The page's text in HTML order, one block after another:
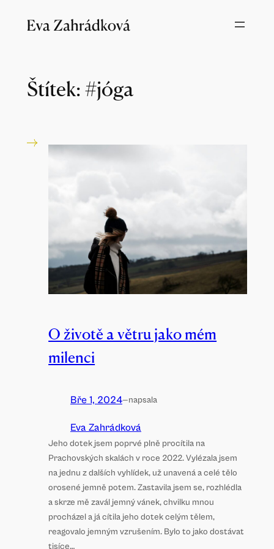
Štítek:#jóga
O životě a větru jako mém
milenci
Bře 1, 2024—napsala
Eva Zahrádková
Jeho dotek jsem poprvé plně procítila na
Prachovských skalách v roce 2022. Vylézala jsem
na jednu z dalších vyhlídek, už unavená a celé tělo
orosené jemně potem. Zastavila jsem se, rozhlédla
a skrze mě zavál jemný vánek, chvilku mnou
procházel a já cítila jeho dotek celým tělem,
reagovalo jemným vzrušením. Bylo to jako dostávat
tisíce…